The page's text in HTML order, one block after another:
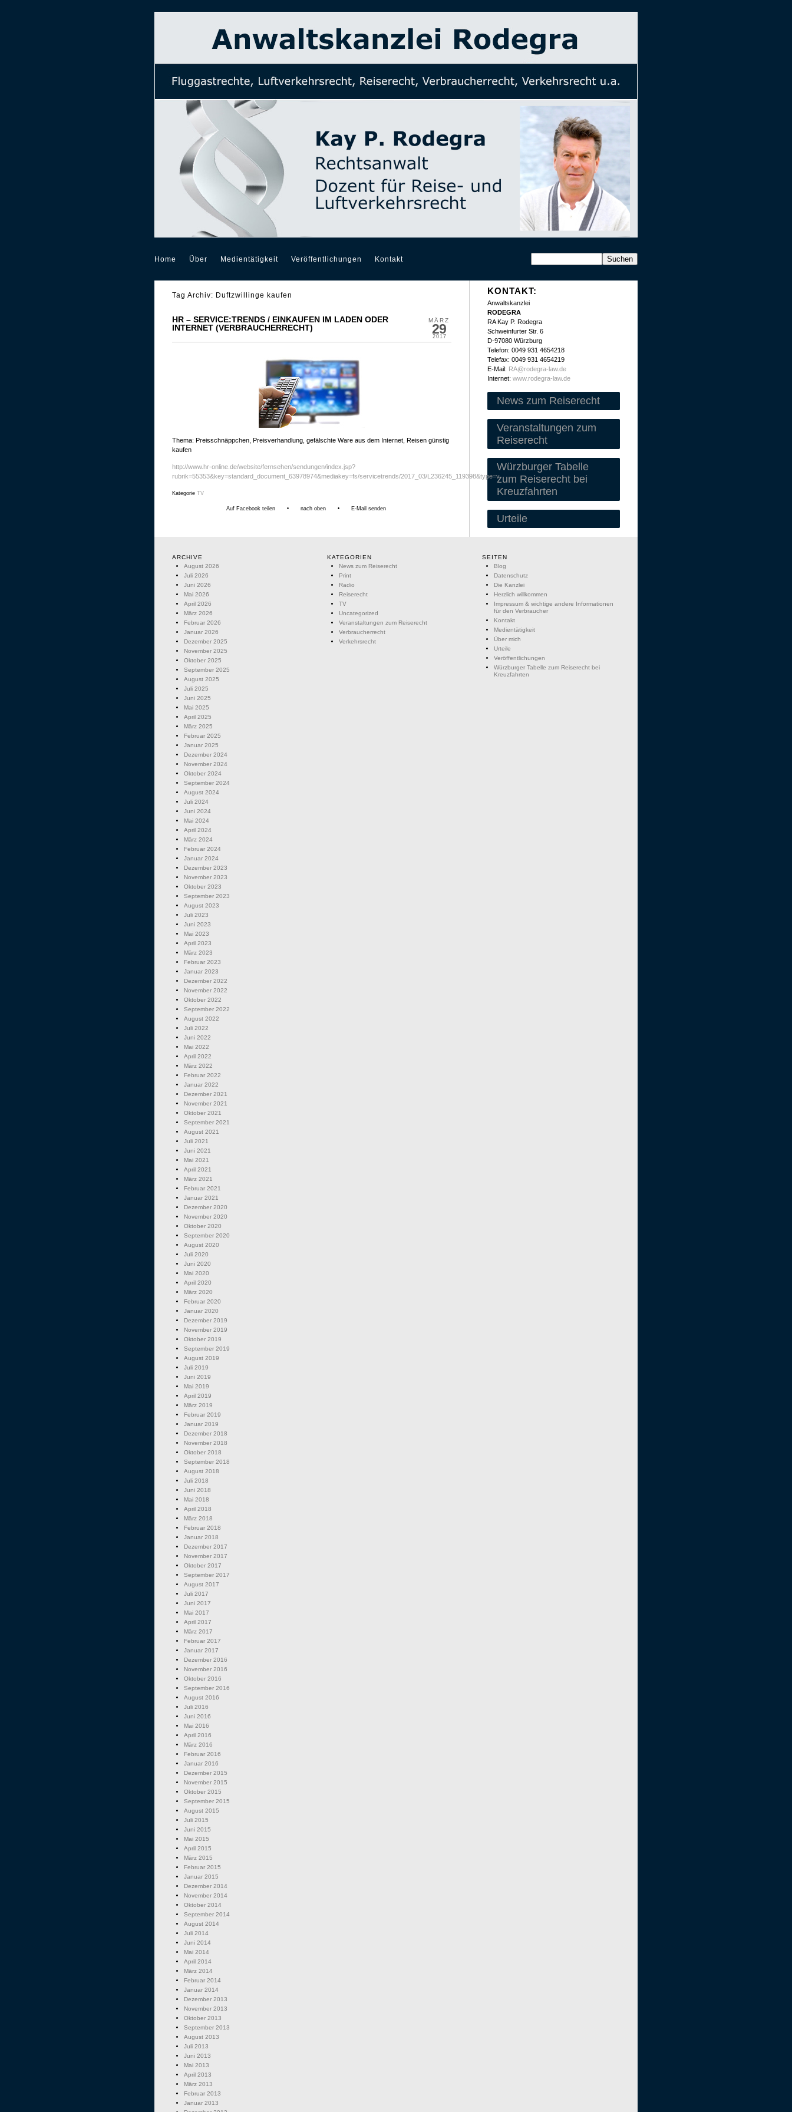
Home Über Medientätigkeit Veröffentlichungen Kontakt
Tag Archiv: Duftzwillinge kaufen
MÄRZ
29
2017
HR – SERVICE:TRENDS / EINKAUFEN IM LADEN ODER
INTERNET (VERBRAUCHERRECHT)
Thema: Preisschnäppchen, Preisverhandlung, gefälschte Ware aus dem Internet, Reisen günstig
kaufen
http://www.hr-online.de/website/fernsehen/sendungen/index.jsp?
rubrik=55353&key=standard_document_63978974&mediakey=fs/servicetrends/2017_03/L236245_119398&type=v
Kategorie TV
Auf Facebook teilen • nach oben • E-Mail senden
KONTAKT:
Anwaltskanzlei
RODEGRA
RA Kay P. Rodegra
Schweinfurter Str. 6
D-97080 Würzburg
Telefon: 0049 931 4654218
Telefax: 0049 931 4654219
E-Mail: RA@rodegra-law.de
Internet: www.rodegra-law.de
News zum Reiserecht
Veranstaltungen zum
Reiserecht
Würzburger Tabelle
zum Reiserecht bei
Kreuzfahrten
Urteile
ARCHIVE
August 2026
Juli 2026
Juni 2026
Mai 2026
April 2026
März 2026
Februar 2026
Januar 2026
Dezember 2025
November 2025
Oktober 2025
September 2025
August 2025
Juli 2025
Juni 2025
Mai 2025
April 2025
März 2025
Februar 2025
Januar 2025
Dezember 2024
November 2024
Oktober 2024
September 2024
August 2024
Juli 2024
Juni 2024
Mai 2024
April 2024
März 2024
Februar 2024
Januar 2024
Dezember 2023
November 2023
Oktober 2023
September 2023
August 2023
Juli 2023
Juni 2023
Mai 2023
April 2023
März 2023
Februar 2023
Januar 2023
Dezember 2022
November 2022
Oktober 2022
September 2022
August 2022
Juli 2022
Juni 2022
Mai 2022
April 2022
März 2022
Februar 2022
Januar 2022
Dezember 2021
November 2021
Oktober 2021
September 2021
August 2021
Juli 2021
Juni 2021
Mai 2021
April 2021
März 2021
Februar 2021
Januar 2021
Dezember 2020
November 2020
Oktober 2020
September 2020
August 2020
Juli 2020
Juni 2020
Mai 2020
April 2020
März 2020
Februar 2020
Januar 2020
Dezember 2019
November 2019
Oktober 2019
September 2019
August 2019
Juli 2019
Juni 2019
Mai 2019
April 2019
März 2019
Februar 2019
Januar 2019
Dezember 2018
November 2018
Oktober 2018
September 2018
August 2018
Juli 2018
Juni 2018
Mai 2018
April 2018
März 2018
Februar 2018
Januar 2018
Dezember 2017
November 2017
Oktober 2017
September 2017
August 2017
Juli 2017
Juni 2017
Mai 2017
April 2017
März 2017
Februar 2017
Januar 2017
Dezember 2016
November 2016
Oktober 2016
September 2016
August 2016
Juli 2016
Juni 2016
Mai 2016
April 2016
März 2016
Februar 2016
Januar 2016
Dezember 2015
November 2015
Oktober 2015
September 2015
August 2015
Juli 2015
Juni 2015
Mai 2015
April 2015
März 2015
Februar 2015
Januar 2015
Dezember 2014
November 2014
Oktober 2014
September 2014
August 2014
Juli 2014
Juni 2014
Mai 2014
April 2014
März 2014
Februar 2014
Januar 2014
Dezember 2013
November 2013
Oktober 2013
September 2013
August 2013
Juli 2013
Juni 2013
Mai 2013
April 2013
März 2013
Februar 2013
Januar 2013
KATEGORIEN
News zum Reiserecht
Print
Radio
Reiserecht
TV
Uncategorized
Veranstaltungen zum Reiserecht
Verbraucherrecht
Verkehrsrecht
SEITEN
Blog
Datenschutz
Die Kanzlei
Herzlich willkommen
Impressum & wichtige andere Informationen
für den Verbraucher
Kontakt
Medientätigkeit
Über mich
Urteile
Veröffentlichungen
Würzburger Tabelle zum Reiserecht bei
Kreuzfahrten